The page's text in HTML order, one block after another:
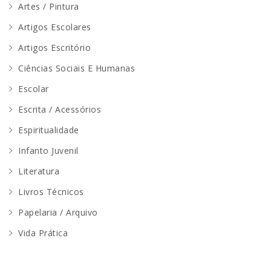
Artes / Pintura
Artigos Escolares
Artigos Escritório
Ciências Sociais E Humanas
Escolar
Escrita / Acessórios
Espiritualidade
Infanto Juvenil
Literatura
Livros Técnicos
Papelaria / Arquivo
Vida Prática